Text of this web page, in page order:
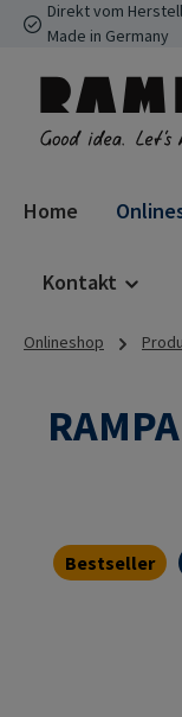
Hauptinhalt
Zur Suche springen
Zur
Direkt vom
Made in Germany
Home
Kontakt
Onlineshop
Bestseller